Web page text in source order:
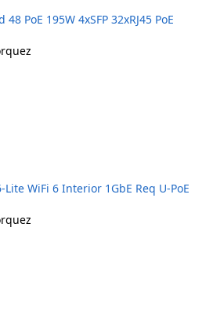
PoE 195W 4xSFP 32xRJ45 PoE
WiFi 6 Interior 1GbE Req U-PoE